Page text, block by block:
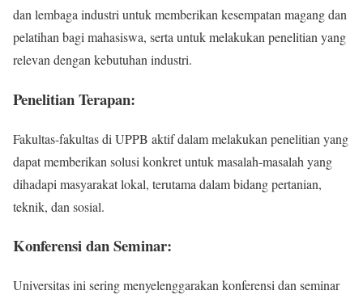
dan lembaga industri untuk memberikan kesempatan magang dan
pelatihan bagi mahasiswa, serta untuk melakukan penelitian yang
relevan dengan kebutuhan industri.
Penelitian Terapan:
Fakultas-fakultas di UPPB aktif dalam melakukan penelitian yang
dapat memberikan solusi konkret untuk masalah-masalah yang
dihadapi masyarakat lokal, terutama dalam bidang pertanian,
teknik, dan sosial.
Konferensi dan Seminar:
Universitas ini sering menyelenggarakan konferensi dan seminar